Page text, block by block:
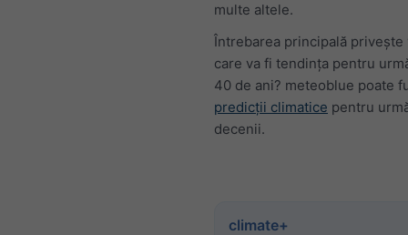
multe altele.
Întrebarea principală
care va fi tendința pentru
40 de ani? meteoblue poate
predicții climatice pentru
decenii.
climate+